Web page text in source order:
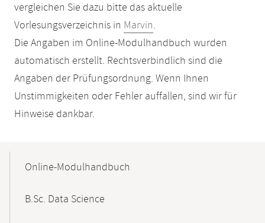
vergleichen Sie dazu bitte das aktuelle
Vorlesungsverzeichnis in Marvin.
Die Angaben im Online-Modulhandbuch wurden
automatisch erstellt. Rechtsverbindlich sind die
Angaben der Prüfungsordnung. Wenn Ihnen
Unstimmigkeiten oder Fehler auffallen, sind wir für
Hinweise dankbar.
NavigationOnline-Modulhandbuch
B.Sc. Data Science